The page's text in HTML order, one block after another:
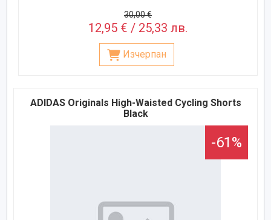
30,00 €
12,95 € / 25,33 лв.
Изчерпан
ADIDAS Originals High-Waisted Cycling Shorts
Black
-61%